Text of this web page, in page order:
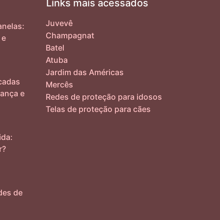
e
de
Links mais acessados
Juvevê
Champagnat
Batel
Atuba
Jardim das Américas
Mercês
Redes de proteção para idosos
Telas de proteção para cães